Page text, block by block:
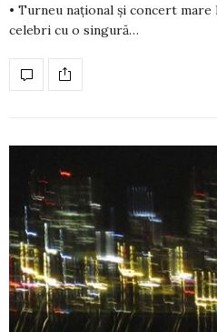
• Turneu național și concert mare
celebri cu o singură…